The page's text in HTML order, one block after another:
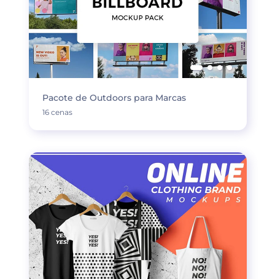
Pacote de Outdoors para Marcas
16 cenas